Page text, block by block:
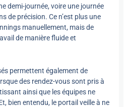
demi-journée, voire une journée
de précision. Ce n’est plus une
manuellement, mais de
de manière fluide et
permettent également de
des rendez-vous sont pris à
ainsi que les équipes ne
bien entendu, le portail veille à ne